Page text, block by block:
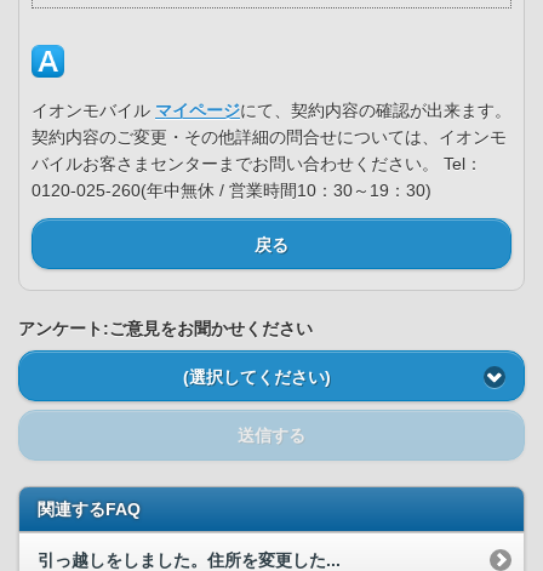
イオンモバイル マイページにて、契約内容の確認が出来ます。
契約内容のご変更・その他詳細の問合せについては、イオンモ
バイルお客さまセンターまでお問い合わせください。 Tel：
0120-025-260(年中無休 / 営業時間10：30～19：30)
戻る
アンケート:ご意見をお聞かせください
(選択してください)
送信する
関連するFAQ
引っ越しをしました。住所を変更した...